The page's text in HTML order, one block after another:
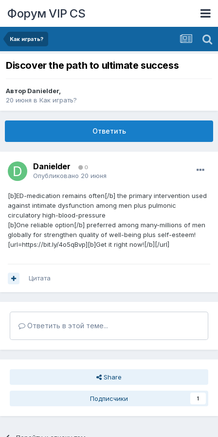
Форум VIP CS
Как играть?
Discover the path to ultimate success
Автор Danielder,
20 июня в Как играть?
Ответить
Danielder 0
Опубликовано 20 июня
[b]ED-medication remains often[/b] the primary intervention used
against intimate dysfunction among men plus pulmonic
circulatory high-blood-pressure
[b]One reliable option[/b] preferred among many-millions of men
globally for strengthen quality of well-being plus self-esteem!
[url=https://bit.ly/4o5qBvp][b]Get it right now![/b][/url]
Цитата
Ответить в этой теме...
Share
Подписчики 1